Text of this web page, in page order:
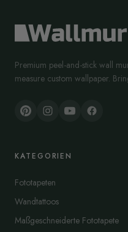
Premium peel-and-stick wall
measure custom wallpaper.
KATEGORIEN
Fototapeten
Wandtattoos
Maßgeschneiderte Fototapete